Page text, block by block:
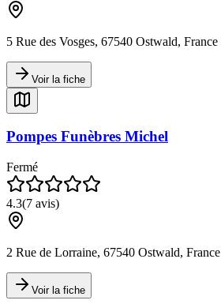
5 Rue des Vosges, 67540 Ostwald, France
Voir la fiche
Pompes Funèbres Michel
Fermé
4.3(7 avis)
2 Rue de Lorraine, 67540 Ostwald, France
Voir la fiche